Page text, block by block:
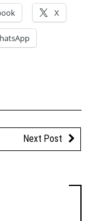
X
Next Post